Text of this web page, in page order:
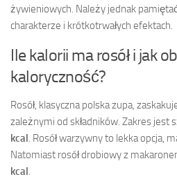
żywieniowych. Należy jednak
charakterze i krótkotrwałych efektach.
Ile kalorii ma rosół i jak
kaloryczność?
Rosół, klasyczna polska zupa,
zależnymi od składników. Zakres jest
kcal. Rosół warzywny to lekka opcja,
Natomiast rosół drobiowy z
kcal.